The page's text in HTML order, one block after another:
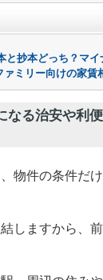
抄本どっち？マイ
ァミリー向けの家
なる治安や利
物件の条件だ
しますから、